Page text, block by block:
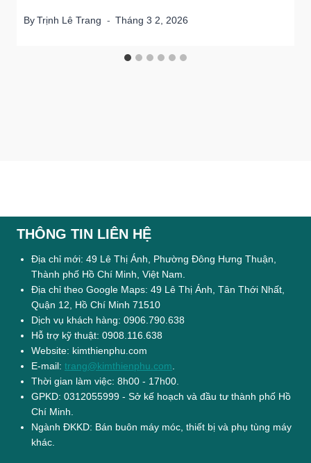
ByTrịnh Lê Trang Tháng 3 2, 2026
THÔNG TIN LIÊN HỆ
Địa chỉ mới: 49 Lê Thị Ánh, Phường Đông Hưng Thuận,
Thành phố Hồ Chí Minh, Việt Nam.
Địa chỉ theo Google Maps: 49 Lê Thị Ánh, Tân Thới Nhất,
Quận 12, Hồ Chí Minh 71510
Dịch vụ khách hàng: 0906.790.638
Hỗ trợ kỹ thuật: 0908.116.638
Website: kimthienphu.com
E-mail: trang@kimthienphu.com
Thời gian làm việc: 8h00 - 17h00.
GPKD: 0312055999 - Sở kế hoạch và đầu tư thành phố Hồ
Chí Minh.
Ngành ĐKKD: Bán buôn máy móc, thiết bị và phụ tùng máy
khác.